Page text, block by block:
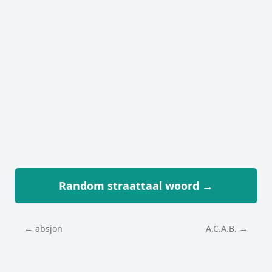
Random straattaal woord →
← absjon A.C.A.B. →